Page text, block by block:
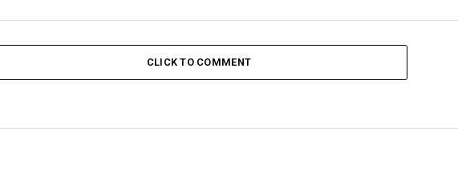
CLICK TO COMMENT